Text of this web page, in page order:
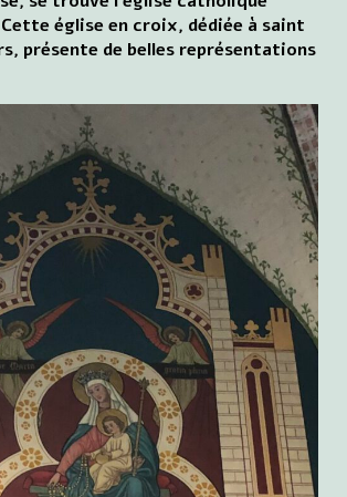
église en croix, dédiée à saint
présente de belles représentations